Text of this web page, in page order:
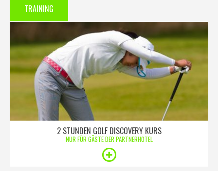
TRAINING
2 STUNDEN GOLF DISCOVERY KURS
NUR FÜR GÄSTE DER PARTNERHOTEL